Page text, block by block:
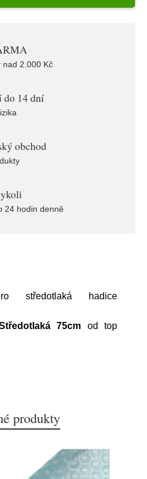
nad 2.000 Kč
do 14 dní
obchod
24 hodin denně
středotlaká hadice
75cm od top
produkty